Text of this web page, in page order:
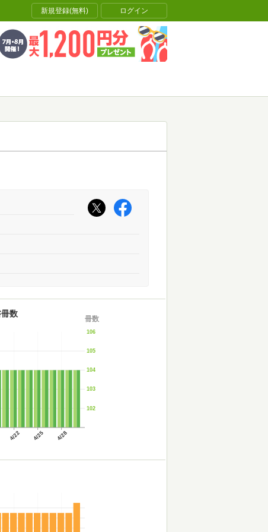
新規登録(無料) ログイン
4/22 4/25 4/28
102
103
104
105
106
冊数
数